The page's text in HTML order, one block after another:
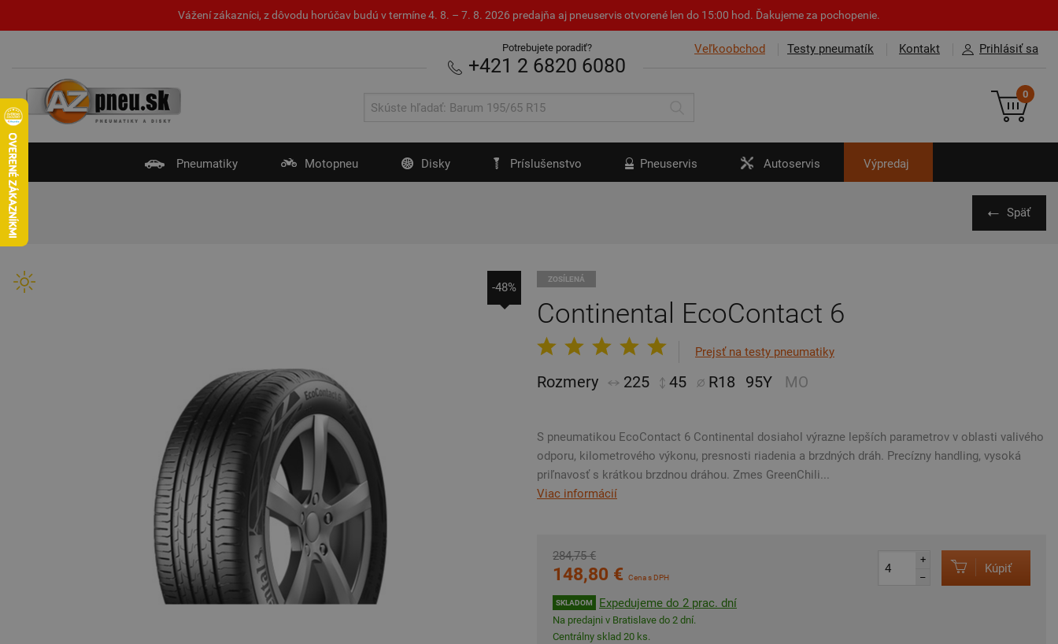
Vážení zákazníci, z dôvodu horúčav budú v termíne 4. 8. – 7. 8. 2026 predajňa aj pneuservis otvorené len do 15:00 hod. Ďakujeme za pochopenie.
Veľkoobchod Testy pneumatík Kontakt Prihlásiť sa
Potrebujete poradiť?
+421 2 6820 6080
0
Pneumatiky Motopneu Disky Príslušenstvo Pneuservis Autoservis Výpredaj
Späť
ZOSÍLENÁ
Continental EcoContact 6
Prejsť na testy pneumatiky
Rozmery 225 45 R18 95Y MO
S pneumatikou EcoContact 6 Continental dosiahol výrazne lepších parametrov v oblasti valivého
odporu, kilometrového výkonu, presnosti riadenia a brzdných dráh. Precízny handling, vysoká
priľnavosť s krátkou brzdnou dráhou. Zmes GreenChili...
Viac informácií
284,75 €
148,80 € Cena s DPH
SKLADOM Expedujeme do 2 prac. dní
Na predajni v Bratislave do 2 dní.
Centrálny sklad 20 ks.
+
–
Kúpiť
-48%